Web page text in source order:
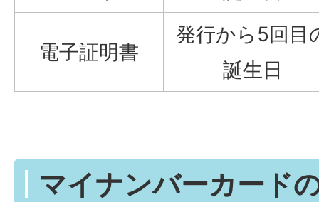
電子証明書
発行から5回目
誕生日
マイナンバーカード